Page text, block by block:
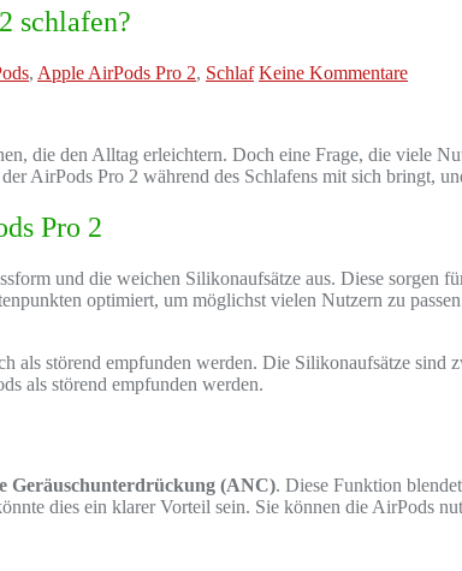
schlafen?
, Apple AirPods Pro 2, Schlaf Keine Kommentare
die den Alltag erleichtern. Doch eine Frage, die viele
AirPods Pro 2 während des Schlafens mit sich bringt,
Pro 2
und die weichen Silikonaufsätze aus. Diese sorgen
optimiert, um möglichst vielen Nutzern zu
als störend empfunden werden. Die Silikonaufsätze
als störend empfunden werden.
Geräuschunterdrückung (ANC). Diese Funktion
dies ein klarer Vorteil sein. Sie können die AirPods